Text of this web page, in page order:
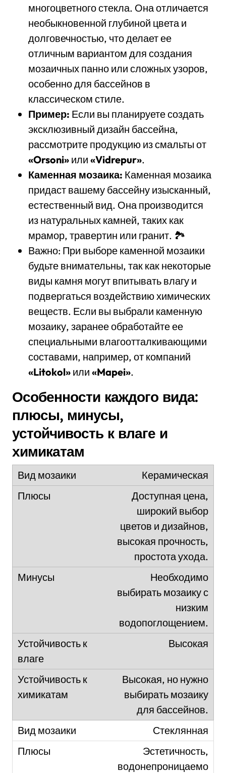
многоцветного стекла. Она отличается
необыкновенной глубиной цвета и
долговечностью, что делает ее
отличным вариантом для создания
мозаичных панно или сложных узоров,
особенно для бассейнов в
классическом стиле.
Пример: Если вы планируете создать
эксклюзивный дизайн бассейна,
рассмотрите продукцию из смальты от
«Orsoni» или «Vidrepur».
Каменная мозаика: Каменная мозаика
придаст вашему бассейну изысканный,
естественный вид. Она производится
из натуральных камней, таких как
мрамор, травертин или гранит. 🏞️
Важно: При выборе каменной мозаики
будьте внимательны, так как некоторые
виды камня могут впитывать влагу и
подвергаться воздействию химических
веществ. Если вы выбрали каменную
мозаику, заранее обработайте ее
специальными влагоотталкивающими
составами, например, от компаний
«Litokol» или «Mapei».
Особенности каждого вида:
плюсы, минусы,
устойчивость к влаге и
химикатам
Керамическая
Доступная цена,
широкий выбор
цветов и дизайнов,
высокая прочность,
простота ухода.
Необходимо
выбирать мозаику с
низким
водопоглощением.
Высокая
Высокая, но нужно
выбирать мозаику
для бассейнов.
Стеклянная
Эстетичность,
водонепроницаемо